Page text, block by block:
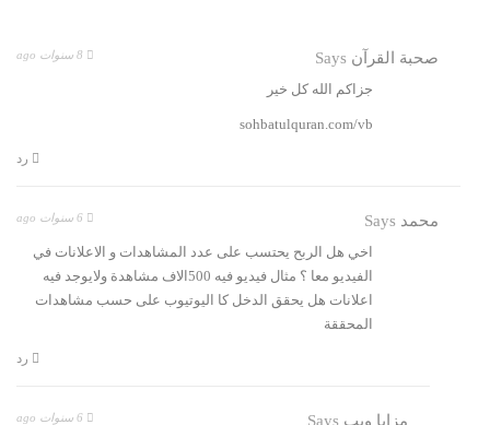
صحبة القرآن Says
جزاكم الله كل خير
sohbatulquran.com/vb
رد
محمد Says
اخي هل الربح يحتسب على عدد المشاهدات و الاعلانات في
الفيديو معا ؟ مثال فيديو فيه 500الاف مشاهدة ولايوجد فيه
اعلانات هل يحقق الدخل كا اليوتيوب على حسب مشاهدات
المحققة
رد
مزايا ويب Says